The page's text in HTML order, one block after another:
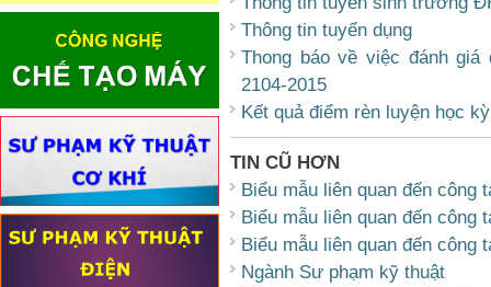
Thông tin tuyển dụng
Thong báo về việc đánh
2104-2015
Kết quả điểm rèn luyện học
TIN CŨ HƠN
Biểu mẫu liên quan đến công
Biểu mẫu liên quan đến công
Biểu mẫu liên quan đến công
Ngành Sư phạm kỹ thuật